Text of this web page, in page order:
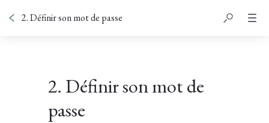
2. Définir son mot de passe
2. Définir son mot de
passe